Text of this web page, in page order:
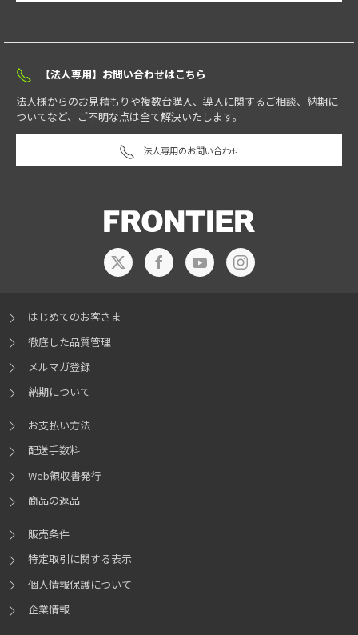
【法人専用】お問い合わせはこちら
法人様からのお見積もりや複数台購入、導入に関するご相談、納期に
ついてなど、ご不明な点は全て解決いたします。
法人専用のお問い合わせ
はじめてのお客さま
徹底した品質管理
メルマガ登録
納期について
お支払い方法
配送手数料
Web領収書発行
商品の返品
販売条件
特定取引に関する表示
個人情報保護について
企業情報